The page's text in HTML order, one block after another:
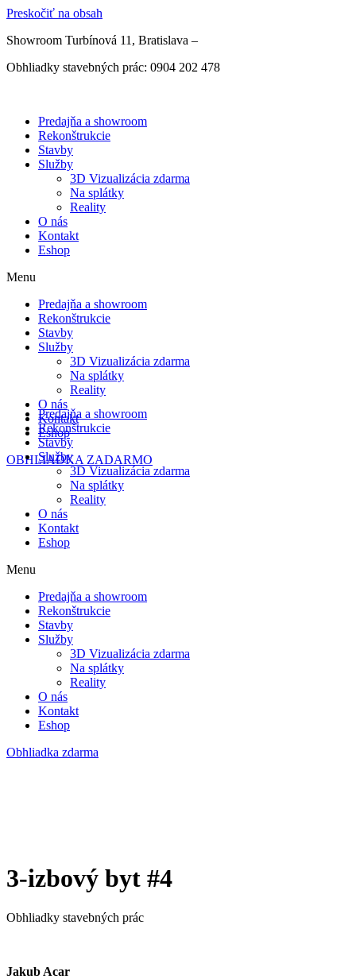
Preskočiť na obsah
Showroom Turbínová 11, Bratislava –
Obhliadky stavebných prác: 0904 202 478
Predajňa a showroom
Rekonštrukcie
Stavby
Služby
3D Vizualizácia zdarma
Na splátky
Reality
O nás
Kontakt
Eshop
Menu
Predajňa a showroom
Rekonštrukcie
Stavby
Služby
3D Vizualizácia zdarma
Na splátky
Reality
O nás
Kontakt
Eshop
OBHLIADKA ZADARMO
Predajňa a showroom
Rekonštrukcie
Stavby
Služby
3D Vizualizácia zdarma
Na splátky
Reality
O nás
Kontakt
Eshop
Menu
Predajňa a showroom
Rekonštrukcie
Stavby
Služby
3D Vizualizácia zdarma
Na splátky
Reality
O nás
Kontakt
Eshop
Obhliadka zdarma
3-izbový byt #4
Obhliadky stavebných prác
Jakub Acar